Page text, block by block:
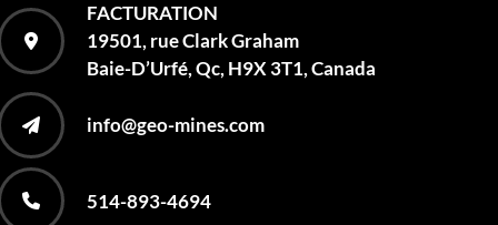
514-893-4694
info@geo-mines.com
FACTURATION
19501, rue Clark Graham
Baie-D’Urfé, Qc, H9X 3T1, Canada